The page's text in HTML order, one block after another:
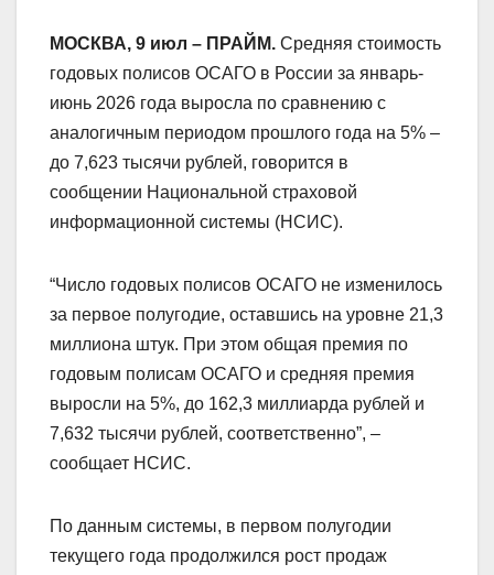
МОСКВА, 9 июл – ПРАЙМ. Средняя стоимость
годовых полисов ОСАГО в России за январь-
июнь 2026 года выросла по сравнению с
аналогичным периодом прошлого года на 5% –
до 7,623 тысячи рублей, говорится в
сообщении Национальной страховой
информационной системы (НСИС).
“Число годовых полисов ОСАГО не изменилось
за первое полугодие, оставшись на уровне 21,3
миллиона штук. При этом общая премия по
годовым полисам ОСАГО и средняя премия
выросли на 5%, до 162,3 миллиарда рублей и
7,632 тысячи рублей, соответственно”, –
сообщает НСИС.
По данным системы, в первом полугодии
текущего года продолжился рост продаж